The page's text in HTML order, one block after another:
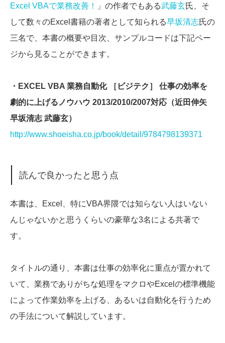
Excel VBAで業務改善！
」の作者でもある武藤玄氏、そ
して数々のExcel書籍の著者として知られる早坂清志氏の
三名で、本書の概要や目次、サンプルコードは下記ペー
ジから見ることができます。
・EXCEL VBA 業務自動化 ［ビジテク］ 仕事の効率を
劇的に上げるノウハウ 2013/2010/2007対応（近田伸矢
早坂清志 武藤玄）
http://www.shoeisha.co.jp/book/detail/9784798139371
読んで良かったと思う点
本書は、Excel、特にVBA界隈では知らない人はいない
んじゃないかと思うくらいの豪華な3名による共著で
す。
タイトルの通り、本書は仕事の効率化に重点が置かれて
いて、業務でありがちな処理をマクロやExcelの標準機能
によって作業効率を上げる、あるいは自動化を行うため
の手法について解説しています。